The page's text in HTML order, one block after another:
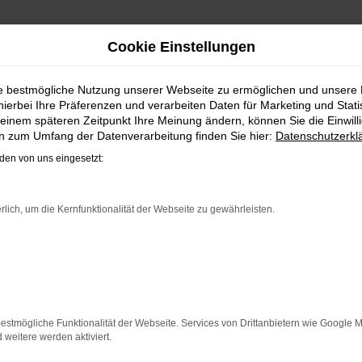
AUTOHAUS STEINBÖHMER
traditionsreichen Hersteller überzeugen sowohl in der
mit Steinböhmer profitieren Sie sowohl
schreibt Tradition groß und befindet sich seit dem Jahr
direkt zu Ihnen nach Hause. Sprechen Sie uns an
paar Tipps, die dir helfen können:
deine Firewall und deine Internetverbindung.
Cookie Einstellungen
bestmögliche Nutzung unserer Webseite zu ermöglichen und unsere
Ihre Präferenzen und verarbeiten Daten für Marketing und
späteren Zeitpunkt Ihre Meinung ändern, können Sie die
zum Umfang der Datenverarbeitung finden Sie hier:
von uns eingesetzt:
um die Kernfunktionalität der Webseite zu gewährleisten.
Funktionalität der Webseite. Services von Drittanbietern wie Google
weitere werden aktiviert.